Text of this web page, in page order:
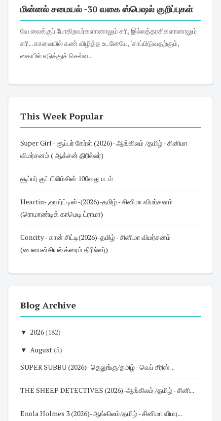
மின்னல் சமையல் -30 வகை ஸ்பெஷல் குறிப்புகள்
வே லைக்குப் போகிறவர்களானாலும் சரி, இல்லத்தரசிகளானாலும்
சரி... காலையில் கண் விழித்த உடனேயே, 'சாப்பிடுவதற்கும்,
கையில் எடுத்துச் செல்வ...
This Week Popular
Super Girl - சூப்பர் கேர்ள் (2026)- ஆங்கிலம் /தமிழ் - சினிமா
விமர்சனம் ( ஆக்சன் திரில்லர்)
சூப்பர் குட் பிலிம்சின் 100வது படம்
Heartin- ,ஹார்ட்டின்-(2026)-தமிழ் - சினிமா விமர்சனம்
(ரொமாண்டிக் காமெடி ட்ராமா)
Concity - கான் சிட்டி(2026)-தமிழ் - சினிமா விமர்சனம்
(பைனான்சியல் க்ரைம் திரில்லர்)
Blog Archive
▼ 2026(182)
▼ August(5)
SUPER SUBBU (2026)- தெலுங்கு/தமிழ் - வெப் சீரிஸ் ...
THE SHEEP DETECTIVES (2026)-ஆங்கிலம் /தமிழ் - சினி...
Enola Holmes 3 (2026)-ஆங்கிலம்/தமிழ் - சினிமா விமர...